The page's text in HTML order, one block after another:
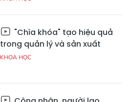
"Chìa khóa" tạo hiệu quả
trong quản lý và sản xuất
KHOA HỌC